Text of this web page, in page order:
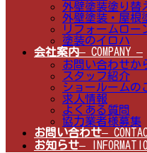
外壁塗装塗り替
外壁塗装・屋根
リフォームロー
塗装のイロハ
会社案内– COMPANY –
お問い合わせか
スタッフ紹介
ショールームの
求人情報
よくある質問
協力業者様募集
お問い合わせ–
お知らせ–